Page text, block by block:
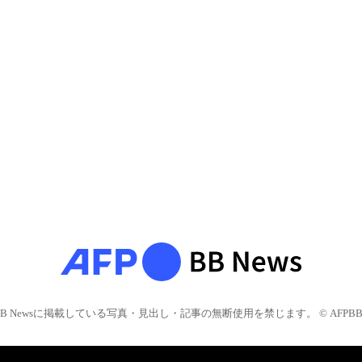
Newsに掲載している写真・見出し・記事の無断使用を禁じます。 © AFPBB